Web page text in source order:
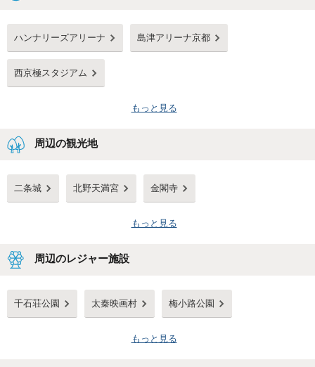
ハンナリーズアリーナ 島津アリーナ京都
西京極スタジアム
もっと見る
周辺の観光地
二条城 北野天満宮 金閣寺
もっと見る
周辺のレジャー施設
千石荘公園 太秦映画村 梅小路公園
もっと見る